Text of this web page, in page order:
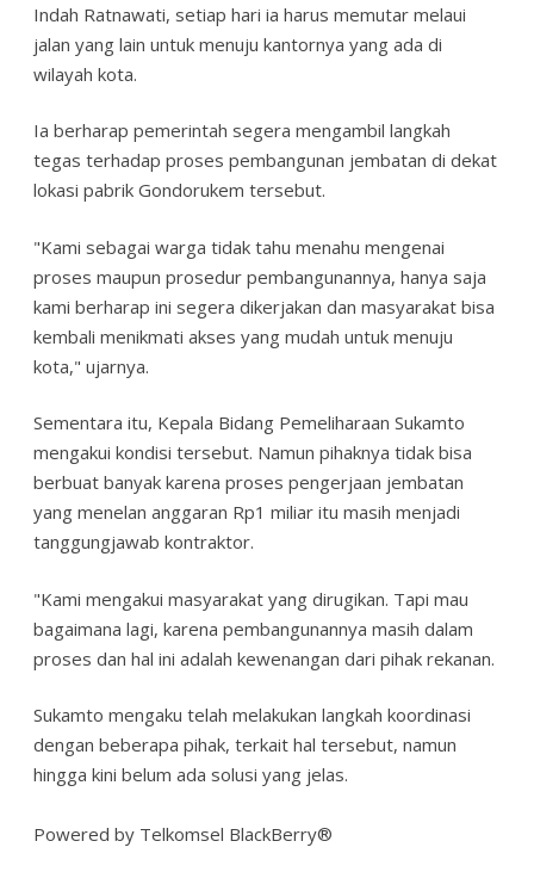
Indah Ratnawati, setiap hari ia harus memutar melaui
jalan yang lain untuk menuju kantornya yang ada di
wilayah kota.
Ia berharap pemerintah segera mengambil langkah
tegas terhadap proses pembangunan jembatan di dekat
lokasi pabrik Gondorukem tersebut.
"Kami sebagai warga tidak tahu menahu mengenai
proses maupun prosedur pembangunannya, hanya saja
kami berharap ini segera dikerjakan dan masyarakat bisa
kembali menikmati akses yang mudah untuk menuju
kota," ujarnya.
Sementara itu, Kepala Bidang Pemeliharaan Sukamto
mengakui kondisi tersebut. Namun pihaknya tidak bisa
berbuat banyak karena proses pengerjaan jembatan
yang menelan anggaran Rp1 miliar itu masih menjadi
tanggungjawab kontraktor.
"Kami mengakui masyarakat yang dirugikan. Tapi mau
bagaimana lagi, karena pembangunannya masih dalam
proses dan hal ini adalah kewenangan dari pihak rekanan.
Sukamto mengaku telah melakukan langkah koordinasi
dengan beberapa pihak, terkait hal tersebut, namun
hingga kini belum ada solusi yang jelas.
Powered by Telkomsel BlackBerry®